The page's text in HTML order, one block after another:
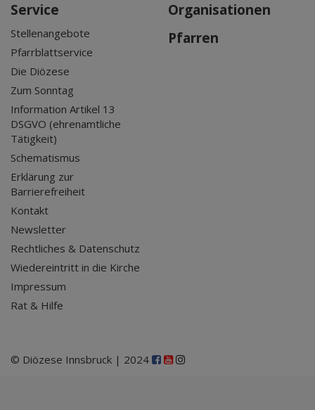
Service
Stellenangebote
Pfarrblattservice
Die Diözese
Zum Sonntag
Information Artikel 13
DSGVO (ehrenamtliche
Tätigkeit)
Schematismus
Erklärung zur
Barrierefreiheit
Kontakt
Newsletter
Rechtliches & Datenschutz
Wiedereintritt in die Kirche
Impressum
Rat & Hilfe
Organisationen
Pfarren
© Diözese Innsbruck | 2024